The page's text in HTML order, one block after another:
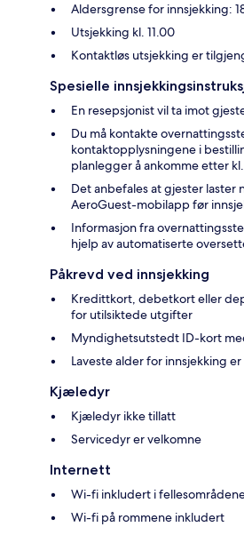
Aldersgrense for innsjekking:
Utsjekking kl. 11.00
Kontaktløs utsjekking er
Spesielle
En resepsjonist vil ta imot
Du må kontakte
kontaktopplysningene i
planlegger å ankomme etter
Det anbefales at gjester
AeroGuest-mobilapp før
Informasjon fra
hjelp av automatiserte
Påkrevd ved innsjekking
Kredittkort, debetkort eller
for utilsiktede utgifter
Myndighetsutstedt ID-kort
Laveste alder for innsjekking er
Kjæledyr
Kjæledyr ikke tillatt
Servicedyr er velkomne
Internett
Wi-fi inkludert i
Wi-fi på rommene inkludert